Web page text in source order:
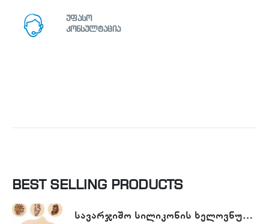
უფასო
კონსულტაცია
BEST SELLING PRODUCTS
სავარჯიშო სილიკონის ხელოვნური კანი - Tattoo Practike skin